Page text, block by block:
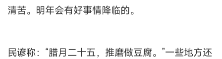
清苦。明年会有好事情降临的。
民谚称：“腊月二十五，推磨做豆腐。”一些地方还